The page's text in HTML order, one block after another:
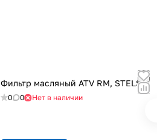
Фильтр масляный ATV RM, STELS
0 0 Нет в наличии